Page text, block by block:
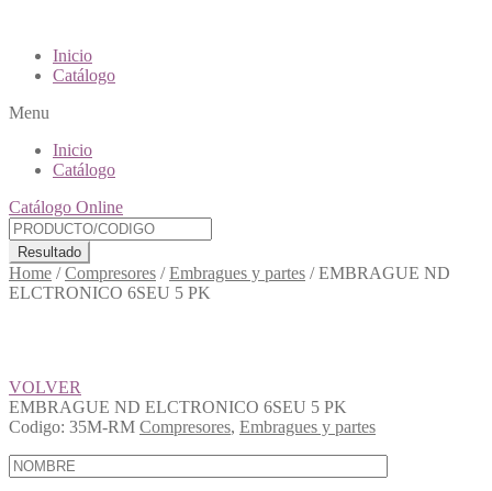
Inicio
Catálogo
Menu
Inicio
Catálogo
Catálogo Online
Resultado
Home /Compresores /Embragues y partes /EMBRAGUE ND
ELCTRONICO 6SEU 5 PK
VOLVER
EMBRAGUE ND ELCTRONICO 6SEU 5 PK
Codigo: 35M-RM Compresores, Embragues y partes